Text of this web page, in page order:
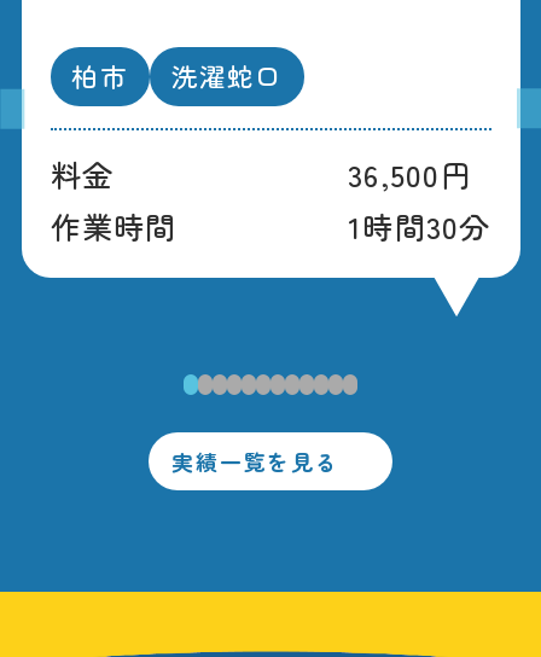
柏市 洗濯蛇口
料金
36,500円
作業時間
1時間30分
1 2 3 4 5 6 7 8 9 1011 12
実績一覧を見る